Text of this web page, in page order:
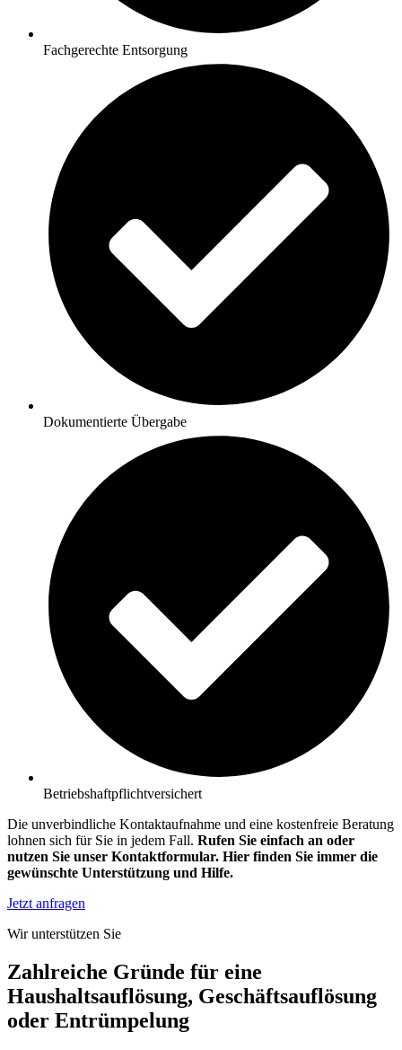
Fachgerechte Entsorgung
Dokumentierte Übergabe
Betriebshaftpflichtversichert
Die unverbindliche Kontaktaufnahme und eine kostenfreie Beratung
lohnen sich für Sie in jedem Fall. Rufen Sie einfach an oder
nutzen Sie unser Kontaktformular. Hier finden Sie immer die
gewünschte Unterstützung und Hilfe.
Jetzt anfragen
Wir unterstützen Sie
Zahlreiche Gründe für eine
Haushaltsauflösung, Geschäftsauflösung
oder Entrümpelung